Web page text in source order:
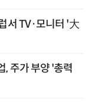
서 TV·모니터 '大
, 주가 부양 '총력